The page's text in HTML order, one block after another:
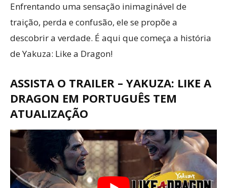
Enfrentando uma sensação inimaginável de
traição, perda e confusão, ele se propõe a
descobrir a verdade. É aqui que começa a história
de Yakuza: Like a Dragon!
ASSISTA O TRAILER – YAKUZA: LIKE A
DRAGON EM PORTUGUÊS TEM
ATUALIZAÇÃO